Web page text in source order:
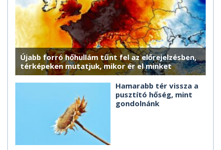
Újabb forró hőhullám tűnt fel az előrejelzésben,
térképeken mutatjuk, mikor ér el minket
Hamarabb tér vissza a
pusztító hőség, mint
gondolnánk